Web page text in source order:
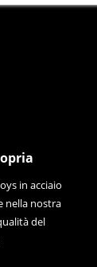
in acciaio
nella nostra
del